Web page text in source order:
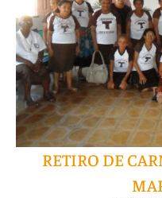
RETIRO DE